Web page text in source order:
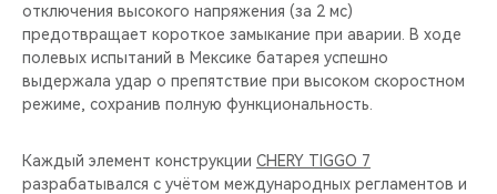
отключения высокого напряжения (за 2 мс)
предотвращает короткое замыкание при аварии. В ходе
полевых испытаний в Мексике батарея успешно
выдержала удар о препятствие при высоком скоростном
режиме, сохранив полную функциональность.
Каждый элемент конструкции CHERY TIGGO 7
разрабатывался с учётом международных регламентов и